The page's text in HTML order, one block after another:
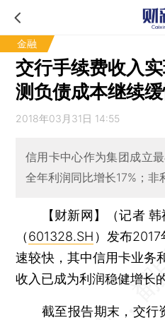
金融
交行手续费收入
测负债成本继续
2018年03月31日 14:55
信用卡中心作为集团成立
全年利润同比增长17%；
【财新网】（记者 韩
（601328.SH ）发布
速较快，其中信用卡业务
收入已成为利润稳健增长
截至报告期末，交行